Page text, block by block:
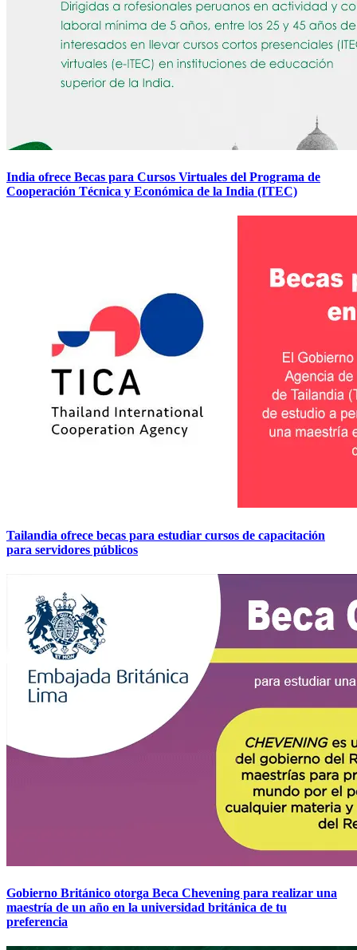
India ofrece Becas para Cursos Virtuales del Programa de
Cooperación Técnica y Económica de la India (ITEC)
Tailandia ofrece becas para estudiar cursos de capacitación
para servidores públicos
Gobierno Británico otorga Beca Chevening para realizar una
maestría de un año en la universidad británica de tu
preferencia